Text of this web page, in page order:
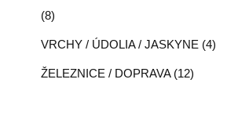
(8)
VRCHY / ÚDOLIA / JASKYNE (4)
ŽELEZNICE / DOPRAVA (12)